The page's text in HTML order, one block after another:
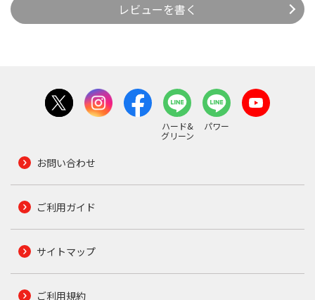
レビューを書く
ハード&
グリーン
パワー
お問い合わせ
ご利用ガイド
サイトマップ
ご利用規約